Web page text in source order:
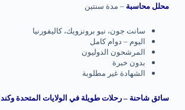
محلل محاسبة – مدة سنتين
سانت جون، نيو برونزويك، كاليفورنيا
اليوم – دوام كامل
المرشحون الدوليون
بدون خبرة
الشهادة غير مطلوبة
سائق شاحنة – رحلات طويلة في الولايات المتحدة وكندا